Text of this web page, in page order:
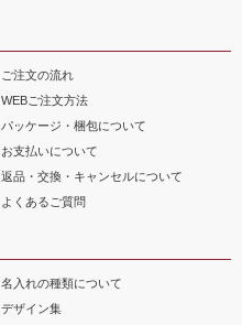
ご注文の流れ
WEBご注文方法
パッケージ・梱包について
お支払いについて
返品・交換・キャンセルについて
よくあるご質問
名入れの種類について
デザイン集